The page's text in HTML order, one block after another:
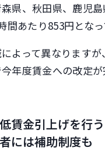
県、秋田県、鹿児
間あたり853円となっ
よって異なりますが
年度賃金への改定
賃金引上げを行
には補助制度も